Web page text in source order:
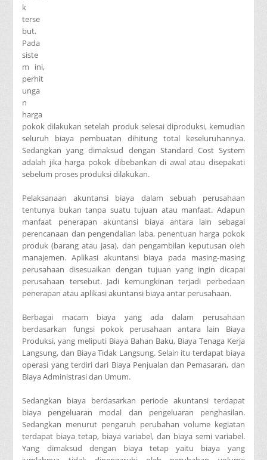
k
terse
but.
Pada
siste
m ini,
perhit
unga
n
harga
pokok dilakukan setelah produk selesai diproduksi, kemudian
seluruh biaya pembuatan dihitung total keseluruhannya.
Sedangkan yang dimaksud dengan Standard Cost System
adalah jika harga pokok dibebankan di awal atau disepakati
sebelum proses produksi dilakukan.
Pelaksanaan akuntansi biaya dalam sebuah perusahaan
tentunya bukan tanpa suatu tujuan atau manfaat. Adapun
manfaat penerapan akuntansi biaya antara lain sebagai
perencanaan dan pengendalian laba, penentuan harga pokok
produk (barang atau jasa), dan pengambilan keputusan oleh
manajemen. Aplikasi akuntansi biaya pada masing-masing
perusahaan disesuaikan dengan tujuan yang ingin dicapai
perusahaan tersebut. Jadi kemungkinan terjadi perbedaan
penerapan atau aplikasi akuntansi biaya antar perusahaan.
Berbagai macam biaya yang ada dalam perusahaan
berdasarkan fungsi pokok perusahaan antara lain Biaya
Produksi, yang meliputi Biaya Bahan Baku, Biaya Tenaga Kerja
Langsung, dan Biaya Tidak Langsung. Selain itu terdapat biaya
operasi yang terdiri dari Biaya Penjualan dan Pemasaran, dan
Biaya Administrasi dan Umum.
Sedangkan biaya berdasarkan periode akuntansi terdapat
biaya pengeluaran modal dan pengeluaran penghasilan.
Sedangkan menurut pengaruh perubahan volume kegiatan
terdapat biaya tetap, biaya variabel, dan biaya semi variabel.
Yang dimaksud dengan biaya tetap yaitu biaya yang